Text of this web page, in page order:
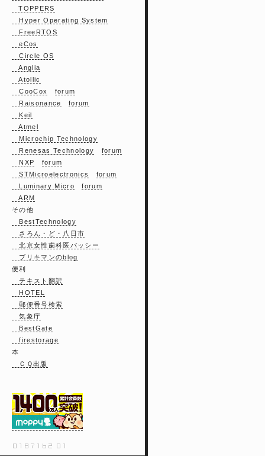
TOPPERS
Hyper Operating System
FreeRTOS
eCos
Circle OS
Anglia
Atollic
CooCox
forum
Raisonance
forum
Keil
Atmel
Microchip Technology
Renesas Technology
forum
NXP
forum
STMicroelectronics
forum
Luminary Micro
forum
ARM
その他
BestTechnology
さろん・ど・八日市
北京女性歯科医バッシー
ブリキマンのblog
便利
テキスト翻訳
HOTEL
郵便番号検索
気象庁
BestGate
firestorage
本
ＣＱ出版